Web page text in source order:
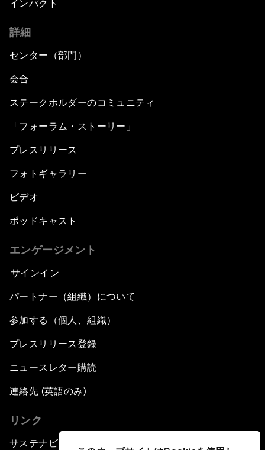
インパクト
詳細
センター（部門）
会合
ステークホルダーのコミュニティ
「フォーラム・ストーリー」
プレスリリース
フォトギャラリー
ビデオ
ポッドキャスト
エンゲージメント
サインイン
パートナー（組織）について
参加する（個人、組織）
プレスリリース登録
ニュースレター購読
連絡先 (英語のみ)
リンク
サステナビリティへの取り組み